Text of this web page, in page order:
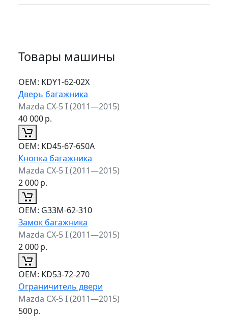
Товары машины
ОЕМ: KDY1-62-02X
Дверь багажника
Mazda CX-5 I (2011—2015)
40 000р.
ОЕМ: KD45-67-6S0A
Кнопка багажника
Mazda CX-5 I (2011—2015)
2 000р.
ОЕМ: G33M-62-310
Замок багажника
Mazda CX-5 I (2011—2015)
2 000р.
ОЕМ: KD53-72-270
Ограничитель двери
Mazda CX-5 I (2011—2015)
500р.